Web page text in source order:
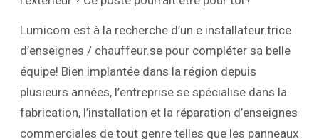
Lumicom est à la recherche d’un.e installateur.trice
d’enseignes / chauffeur.se pour compléter sa belle
équipe! Bien implantée dans la région depuis
plusieurs années, l’entreprise se spécialise dans la
fabrication, l’installation et la réparation d’enseignes
commerciales de tout genre telles que les panneaux